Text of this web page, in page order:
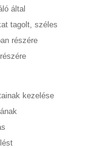
által
tagolt, széles
részére
kezelése